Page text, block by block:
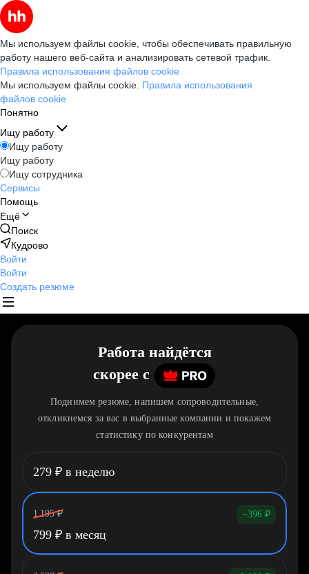
Мы используем файлы cookie, чтобы обеспечивать правильную
работу нашего веб-сайта и анализировать сетевой трафик.
Правила использования файлов cookie
Мы используем файлы cookie. Правила использования
файлов cookie
Понятно
Ищу работу
Ищу работу
Ищу работу
Ищу сотрудника
Сервисы
Помощь
Ещё
Поиск
Кудрово
Войти
Войти
Создать резюме
Работа найдётся
скорее c
Поднимем резюме, напишем сопроводительные,
откликнемся за вас в выбранные компании и покажем
статистику по конкурентам
279 ₽ в неделю
1 195 ₽ −396 ₽
799 ₽ в месяц